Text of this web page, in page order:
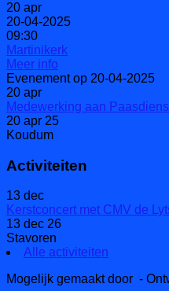
20 apr
20-04-2025
09:30
Martinikerk
Meer info
Evenement op 20-04-2025
20 apr
Medewerking aan
20 apr 25
Koudum
Activiteiten
13 dec
Kerstconcert met CMV de
13 dec 26
Stavoren
Alle activiteiten
Mogelijk gemaakt door -